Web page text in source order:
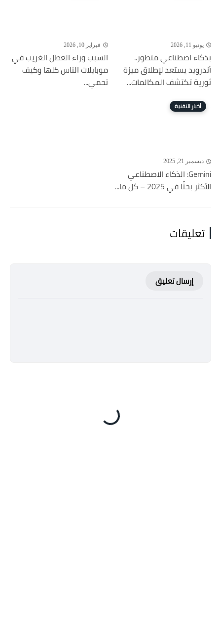
يونيو 11, 2026
بذكاء اصطناعي متطور..
أندرويد يستعد لإطلاق ميزة
ثورية تكتشف المكالمات...
فبراير 10, 2026
السبب وراء العطل الغريب في
موبايلات الناس كلها وكيف
تحمي...
أخبار التقنية
ديسمبر 21, 2025
Gemini: الذكاء الاصطناعي
الأكثر بحثًا في 2025 – كل ما...
تعليقات
إرسال تعليق